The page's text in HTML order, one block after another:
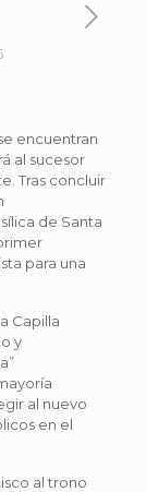
encuentran
al sucesor
Tras concluir
de Santa
para una
Capilla
y
al nuevo
en el
al trono